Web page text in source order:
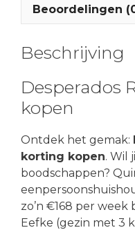
Beoordelingen
Beschrijving
Desperados
kopen
Ontdek het gemak:
korting kopen. Wil
boodschappen?
zo’n €168 per week
Eefke (gezin met 3